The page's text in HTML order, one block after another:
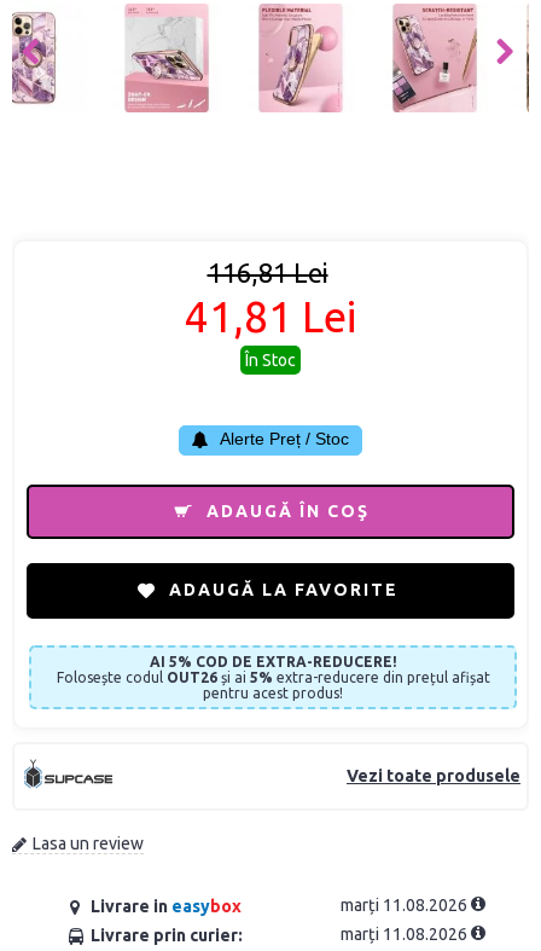
Vezi toate produsele
Lasa un review
Livrare in easybox
marți 11.08.2026
Livrare prin curier:
marți 11.08.2026
116,81 Lei
41,81 Lei
În Stoc
Alerte Preț / Stoc
ADAUGĂ ÎN COŞ
ADAUGĂ LA FAVORITE
AI 5% COD DE EXTRA-REDUCERE!
Folosește codul OUT26și ai 5% extra-reducere din prețul afișat
pentru acest produs!